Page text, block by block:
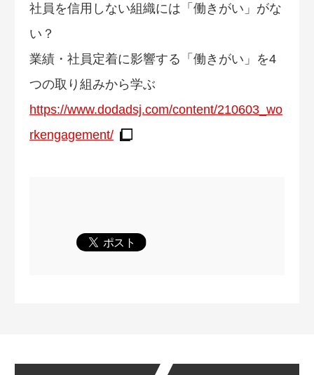
社員を信用しない組織には「働きがい」がな
い？
業績・社員定着に影響する「働きがい」を4
つの取り組みから学ぶ
https://www.dodadsj.com/content/210603_wo
rkengagement/